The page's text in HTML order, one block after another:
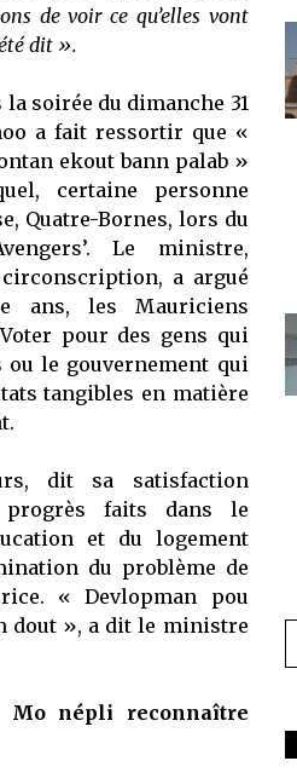
de voir ce qu’elles vont
dit ».
soirée du dimanche 31
a fait ressortir que «
ekout bann palab »
certaine personne
Quatre-Bornes, lors du
Le ministre,
a argué
ans, les Mauriciens
pour des gens qui
ou le gouvernement qui
tangibles en matière
dit sa satisfaction
progrès faits dans le
et du logement
du problème de
« Devlopman pou
dout », a dit le ministre
Mo népli reconnaître